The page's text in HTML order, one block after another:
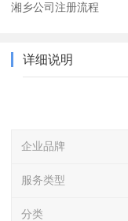
湘乡公司注册流程
详细说明
企业品牌
服务类型
分类